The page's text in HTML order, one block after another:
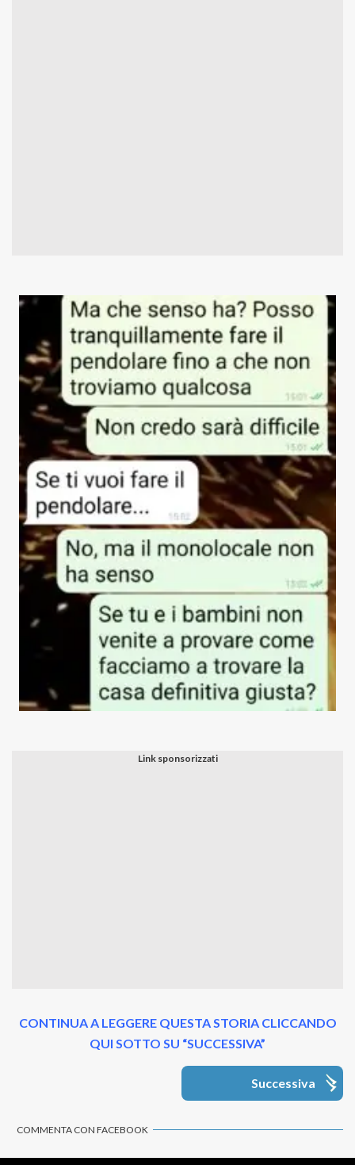
CONTINUA A LEGGERE QUESTA STORIA CLICCANDO
QUI SOTTO SU “SUCCESSIVA”
Successiva
COMMENTA CON FACEBOOK